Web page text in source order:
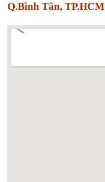
Q.Bình Tân, TP.HCM